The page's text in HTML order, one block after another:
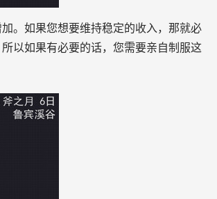
。如果您想要维持稳定的收入，那就必
以如果有必要的话，您需要亲自制服这